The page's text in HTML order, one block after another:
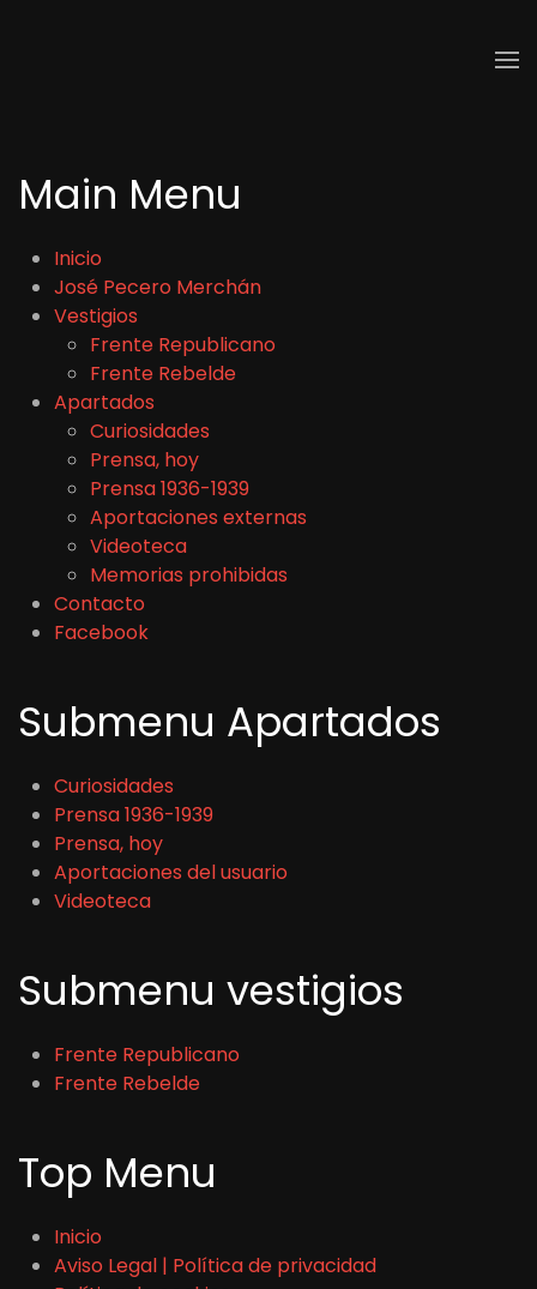
Main Menu
Inicio
José Pecero Merchán
Vestigios
Frente Republicano
Frente Rebelde
Apartados
Curiosidades
Prensa, hoy
Prensa 1936-1939
Aportaciones externas
Videoteca
Memorias prohibidas
Contacto
Facebook
Submenu Apartados
Curiosidades
Prensa 1936-1939
Prensa, hoy
Aportaciones del usuario
Videoteca
Submenu vestigios
Frente Republicano
Frente Rebelde
Top Menu
Inicio
Aviso Legal | Política de privacidad